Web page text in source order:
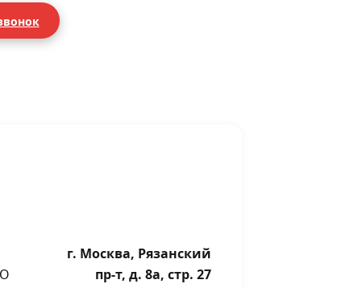
г. Москва, Рязанский
пр-т, д. 8а, стр. 27